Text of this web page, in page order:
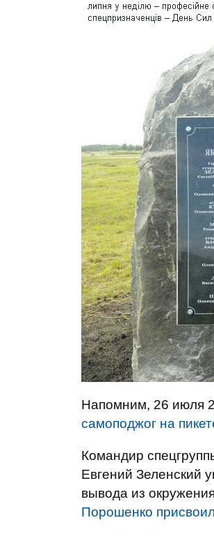
Напомним, 26 июля
самоподжог на
Командир
Евгений Зеленский
вывода из
Порошенко